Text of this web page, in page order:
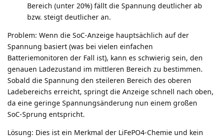
Bereich (unter 20%) fällt die Spannung deutlicher ab
bzw. steigt deutlicher an.
Problem: Wenn die SoC-Anzeige hauptsächlich auf der
Spannung basiert (was bei vielen einfachen
Batteriemonitoren der Fall ist), kann es schwierig sein, den
genauen Ladezustand im mittleren Bereich zu bestimmen.
Sobald die Spannung den steileren Bereich des oberen
Ladebereichs erreicht, springt die Anzeige schnell nach oben,
da eine geringe Spannungsänderung nun einem großen
SoC-Sprung entspricht.
Lösung: Dies ist ein Merkmal der LiFePO4-Chemie und kein